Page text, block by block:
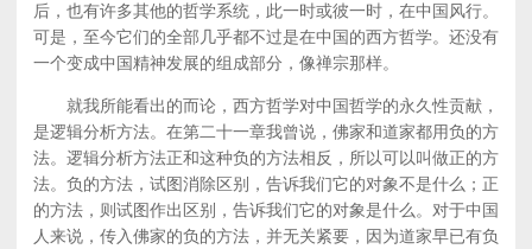
后，也有许多其他的哲学系统，此一时或彼一时，在中国风行。
可是，至今它们的全部几乎都不过是在中国的西方哲学。还没有
一个变成中国精神发展的组成部分，像禅宗那样。
就我所能看出的而论，西方哲学对中国哲学的永久性贡献，
是逻辑分析方法。在第二十一章我曾说，佛家和道家都用负的方
法。逻辑分析方法正和这种负的方法相反，所以可以叫做正的方
法。负的方法，试图消除区别，告诉我们它的对象不是什么；正
的方法，则试图作出区别，告诉我们它的对象是什么。对于中国
人来说，传入佛家的负的方法，并无关紧要，因为道家早已有负